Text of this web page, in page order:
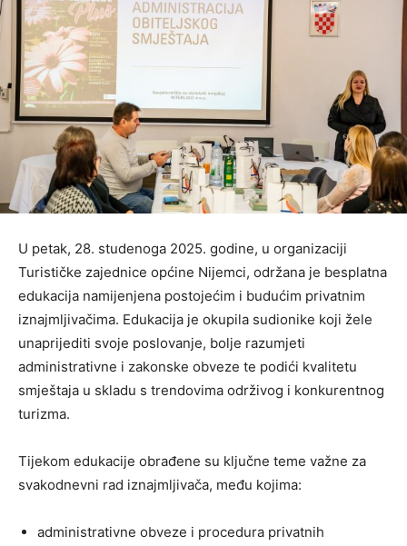
U petak, 28. studenoga 2025. godine, u organizaciji
Turističke zajednice općine Nijemci, održana je besplatna
edukacija namijenjena postojećim i budućim privatnim
iznajmljivačima. Edukacija je okupila sudionike koji žele
unaprijediti svoje poslovanje, bolje razumjeti
administrativne i zakonske obveze te podići kvalitetu
smještaja u skladu s trendovima održivog i konkurentnog
turizma.
Tijekom edukacije obrađene su ključne teme važne za
svakodnevni rad iznajmljivača, među kojima:
administrativne obveze i procedura privatnih